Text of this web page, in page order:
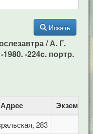
Искать
/ А. Г.
-224c. портр.
Адрес
283